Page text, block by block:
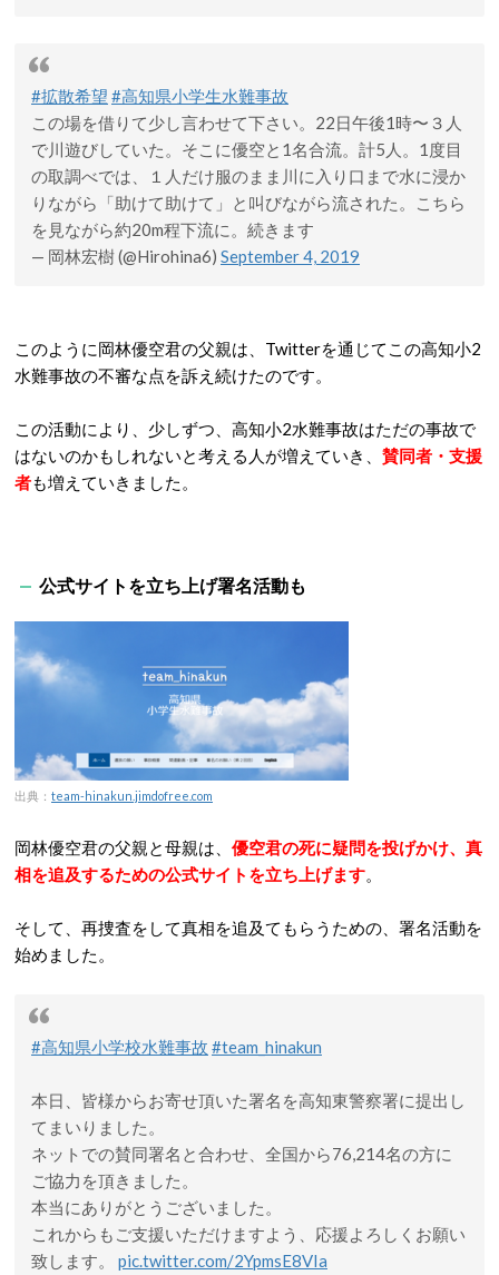
#拡散希望 #高知県小学生水難事故
この場を借りて少し言わせて下さい。22日午後1時〜３人
で川遊びしていた。そこに優空と1名合流。計5人。1度目
の取調べでは、１人だけ服のまま川に入り口まで水に浸か
りながら「助けて助けて」と叫びながら流された。こちら
を見ながら約20m程下流に。続きます
— 岡林宏樹 (@Hirohina6) September 4, 2019
このように岡林優空君の父親は、Twitterを通じてこの高知小2
水難事故の不審な点を訴え続けたのです。
この活動により、少しずつ、高知小2水難事故はただの事故で
はないのかもしれないと考える人が増えていき、 賛同者・支援
者も増えていきました。
公式サイトを立ち上げ署名活動も
出典： team-hinakun.jimdofree.com
岡林優空君の父親と母親は、 優空君の死に疑問を投げかけ、真
相を追及するための公式サイトを立ち上げます。
そして、再捜査をして真相を追及てもらうための、署名活動を
始めました。
#高知県小学校水難事故 #team_hinakun
本日、皆様からお寄せ頂いた署名を高知東警察署に提出し
てまいりました。
ネットでの賛同署名と合わせ、全国から76,214名の方に
ご協力を頂きました。
本当にありがとうございました。
これからもご支援いただけますよう、応援よろしくお願い
致します。 pic.twitter.com/2YpmsE8VIa